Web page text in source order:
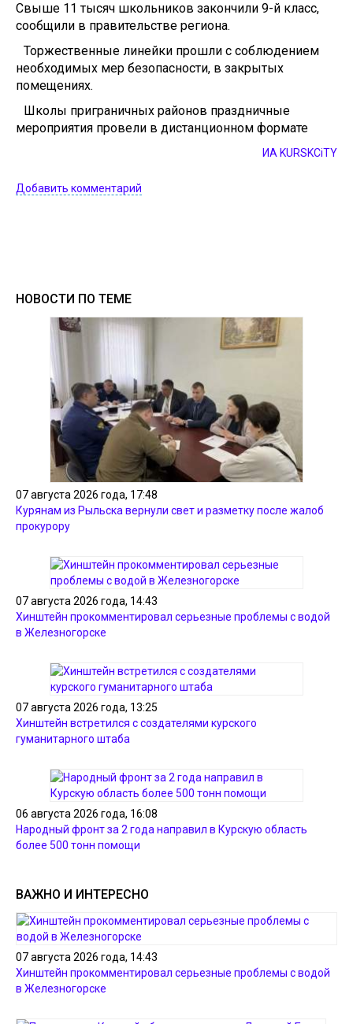
Свыше 11 тысяч школьников закончили 9-й класс,
сообщили в правительстве региона.
Торжественные линейки прошли с соблюдением
необходимых мер безопасности, в закрытых
помещениях.
Школы приграничных районов праздничные
мероприятия провели в дистанционном формате
ИА KURSKCiTY
Добавить комментарий
НОВОСТИ ПО ТЕМЕ
07 августа 2026 года, 17:48
Курянам из Рыльска вернули свет и разметку после жалоб
прокурору
07 августа 2026 года, 14:43
Хинштейн прокомментировал серьезные проблемы с водой
в Железногорске
07 августа 2026 года, 13:25
Хинштейн встретился с создателями курского
гуманитарного штаба
06 августа 2026 года, 16:08
Народный фронт за 2 года направил в Курскую область
более 500 тонн помощи
ВАЖНО И ИНТЕРЕСНО
07 августа 2026 года, 14:43
Хинштейн прокомментировал серьезные проблемы с водой
в Железногорске